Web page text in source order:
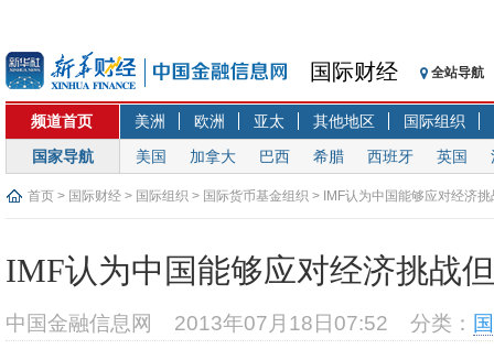
国际财经 全站导航
频道首页 美洲 欧洲 亚太 其他地区
国际组织
国家导航
美国 加拿大 巴西 希腊 西班牙 英国
首页 > 国际财经 > 国际组织 > 国际货币基金组织 > IMF认为中国能够应对经济
IMF认为中国能够应对经济挑战
中国金融信息网 2013年07月18日07:52 分类：